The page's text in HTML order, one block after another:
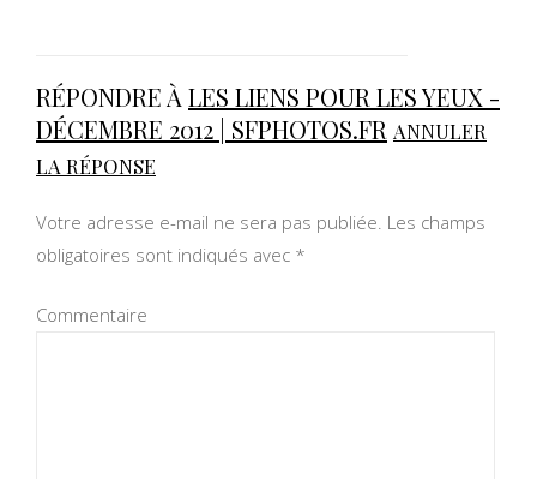
RÉPONDRE À LES LIENS POUR LES YEUX -
DÉCEMBRE 2012 | SFPHOTOS.FR ANNULER
LA RÉPONSE
Votre adresse e-mail ne sera pas publiée. Les champs
obligatoires sont indiqués avec *
Commentaire